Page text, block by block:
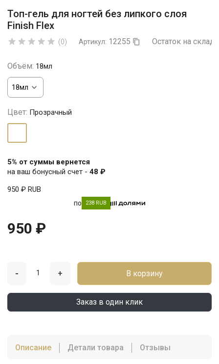
Топ-гель для ногтей без липкого слоя
Finish Flex
     (0) Артикул: 12255  Остаток на
Объём: 18мл
Цвет: Прозрачный
5% от суммы вернется
на ваш бонусный счет - 48 ₽
950 ₽ RUB
по 238 RUB
950 ₽
- + В корзину
Заказ в один клик
Описание Детали товара Отзывы